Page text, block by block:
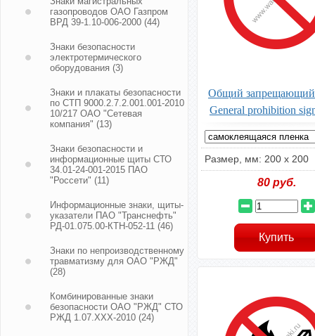
Общий запрещающий
General prohibition
Размер, мм: 200 х 200
80руб.
газопроводов ОАО Газпром
ВРД 39-1.10-006-2000 (44)
Знаки безопасности
электротермического
оборудования (3)
Знаки и плакаты безопасности
по СТП 9000.2.7.2.001.001-2010
10/217 ОАО "Сетевая
компания" (13)
Знаки безопасности и
информационные щиты СТО
34.01-24-001-2015 ПАО
"Россети" (11)
Информационные знаки, щиты-
указатели ПАО "Транснефть"
РД-01.075.00-КТН-052-11 (46)
Знаки по непроизводственному
травматизму для ОАО "РЖД"
(28)
Комбинированные знаки
безопасности ОАО "РЖД" СТО
РЖД 1.07.ХХХ-2010 (24)